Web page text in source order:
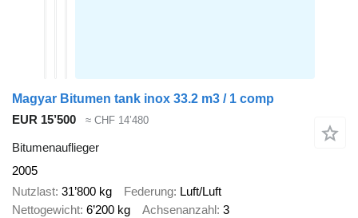
Magyar Bitumen tank inox 33.2 m3 / 1 comp
EUR 15’500
≈ CHF 14’480
Bitumenauflieger
2005
Nutzlast 31’800 kg Federung Luft/Luft
Nettogewicht 6’200 kg Achsenanzahl 3